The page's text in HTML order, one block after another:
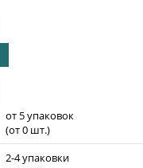
от 5 упаковок
(от 0 шт.)
2-4 упаковки